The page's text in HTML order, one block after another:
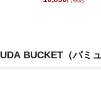
BUCKET（バ